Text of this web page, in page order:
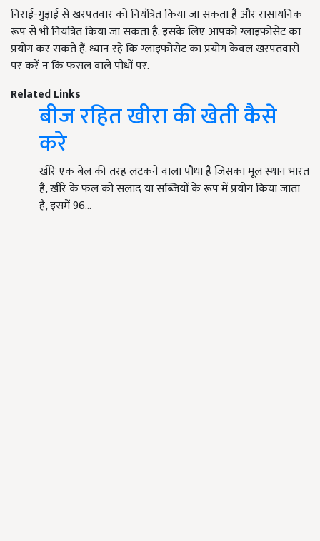
निराई-गुड़ाई से खरपतवार को नियंत्रित किया जा सकता है और रासायनिक
रूप से भी नियंत्रित किया जा सकता है. इसके लिए आपको ग्लाइफोसेट का
प्रयोग कर सकते हैं. ध्यान रहे कि ग्लाइफोसेट का प्रयोग केवल खरपतवारों
पर करें न कि फसल वाले पौधों पर.
Related Links
बीज रहित खीरा की खेती कैसे
करे
खीरे एक बेल की तरह लटकने वाला पौधा है जिसका मूल स्थान भारत
है, खीरे के फल को सलाद या सब्जियों के रूप में प्रयोग किया जाता
है, इसमें 96…